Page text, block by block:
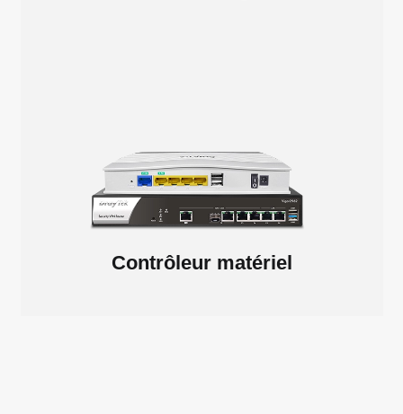
Contrôleur matériel